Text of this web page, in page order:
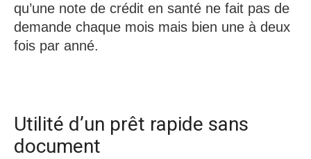
qu’une note de crédit en santé ne fait pas de
demande chaque mois mais bien une à deux
fois par anné.
Utilité d’un prêt rapide sans
document